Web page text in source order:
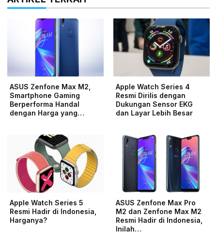
ASUS Zenfone Max M2,
Smartphone Gaming
Berperforma Handal
dengan Harga yang…
Apple Watch Series 4
Resmi Dirilis dengan
Dukungan Sensor EKG
dan Layar Lebih Besar
Apple Watch Series 5
Resmi Hadir di Indonesia,
Harganya?
ASUS Zenfone Max Pro
M2 dan Zenfone Max M2
Resmi Hadir di Indonesia,
Inilah…